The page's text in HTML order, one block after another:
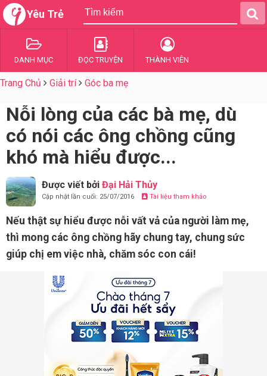
Yêu Trẻ
DANH MỤC ĐỌC TRUYỆN THÀNH VIÊN
Trang Chủ Giải trí Góc ba mẹ
Nỗi lòng của các bà mẹ, dù
có nói các ông chồng cũng
khó mà hiểu được...
Được viết bởi Đại Hải Thủy
Cập nhật lần cuối: 25/07/2016 Tài liệu tham khảo
Nếu thật sự hiểu được nỗi vất vả của người làm mẹ,
thì mong các ông chồng hãy chung tay, chung sức
giúp chị em việc nhà, chăm sóc con cái!